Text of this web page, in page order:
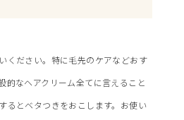
ください。特に毛先のケアなどおす
的なヘアクリーム全てに言えること
るとベタつきをおこします。お使い